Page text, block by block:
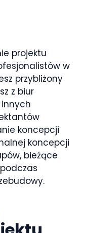
projektu
w
przybliżony
z biur
innych
koncepcji
koncepcji
bieżące